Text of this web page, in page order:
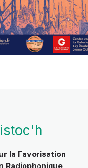
la Favorisation
Radiophonique